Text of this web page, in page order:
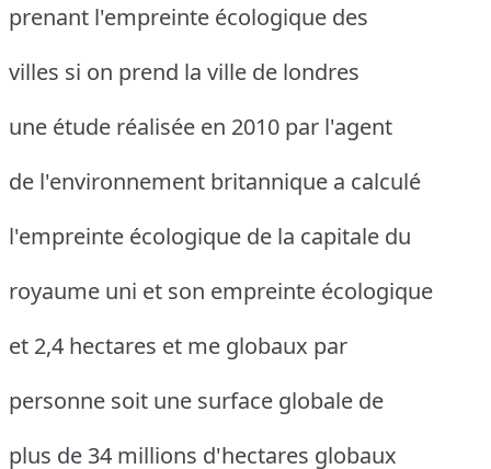
prenant l'empreinte écologique des
villes si on prend la ville de londres
une étude réalisée en 2010 par l'agent
de l'environnement britannique a calculé
l'empreinte écologique de la capitale du
royaume uni et son empreinte écologique
et 2,4 hectares et me globaux par
personne soit une surface globale de
plus de 34 millions d'hectares globaux